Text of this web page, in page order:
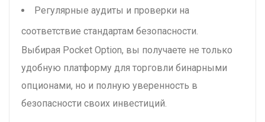
Регулярные аудиты и проверки на
соответствие стандартам безопасности.
Выбирая Pocket Option, вы получаете не только
удобную платформу для торговли бинарными
опционами, но и полную уверенность в
безопасности своих инвестиций.